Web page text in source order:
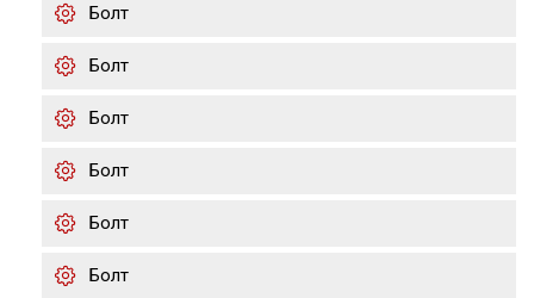
Болт
Болт
Болт
Болт
Болт
Болт